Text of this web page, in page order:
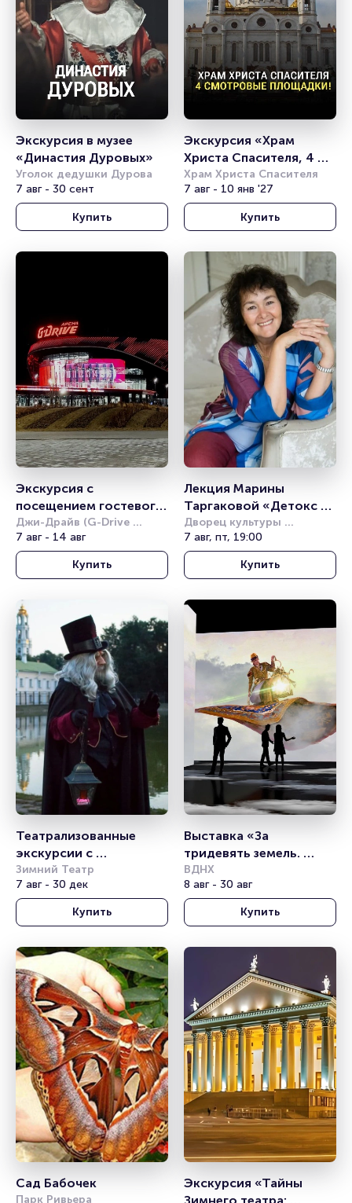
Экскурсия в музее
«Династия Дуровых»
Уголок дедушки Дурова
7 авг - 30 сент
Купить
Экскурсия «Храм
Христа Спасителя, 4
смотровые площадки!»
Храм Христа Спасителя
7 авг - 10 янв '27
Купить
Экскурсия с
посещением гостевого
спортивного блока
Джи-Драйв (G-Drive
Арена)
7 авг - 14 авг
Купить
Лекция Марины
Таргаковой «Детокс
отношений»
Дворец культуры
железнодорожников
(Новосибирск)
7 авг, пт, 19:00
Купить
Театрализованные
экскурсии с
фонарщиком
Фаролеро. Маршрут:
Сочи. Центральный
Зимний Театр
7 авг - 30 дек
Купить
Выставка «За
тридевять земель.
Ожившие шедевры
русской живописи»
ВДНХ
8 авг - 30 авг
Купить
Сад Бабочек
Парк Ривьера
Экскурсия «Тайны